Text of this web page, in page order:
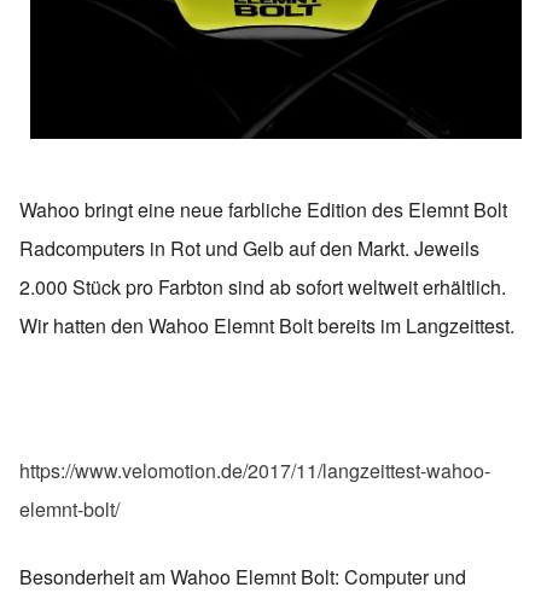
Wahoo bringt eine neue farbliche Edition des Elemnt Bolt
Radcomputers in Rot und Gelb auf den Markt. Jeweils
2.000 Stück pro Farbton sind ab sofort weltweit erhältlich.
Wir hatten den Wahoo Elemnt Bolt bereits im Langzeittest.
https://www.velomotion.de/2017/11/langzeittest-wahoo-
elemnt-bolt/
Besonderheit am Wahoo Elemnt Bolt: Computer und